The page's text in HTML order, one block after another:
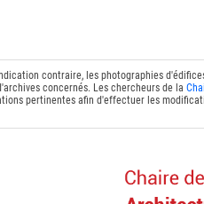
indication contraire, les photographies
concernés. Les chercheurs de la
pertinentes afin d'effectuer les